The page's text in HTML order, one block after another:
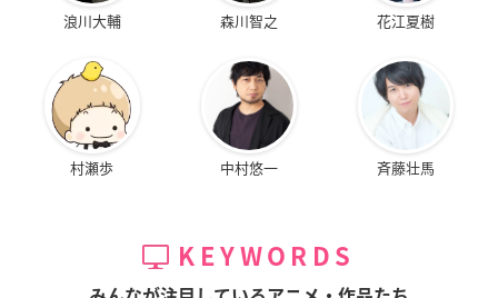
浪川大輔 森川智之 花江夏樹
村瀬歩 中村悠一 斉藤壮馬
KEYWORDS